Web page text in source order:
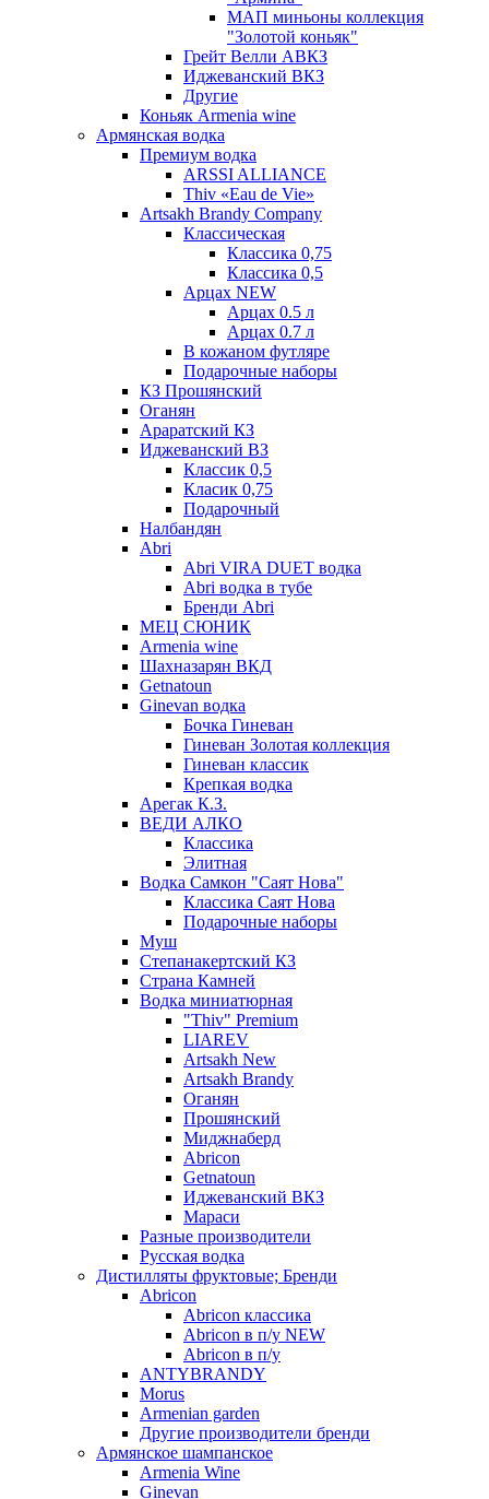
МАП миньоны коллекция
"Золотой коньяк"
Грейт Велли АВКЗ
Иджеванский ВКЗ
Другие
Коньяк Armenia wine
Армянская водка
Премиум водка
ARSSI ALLIANCE
Thiv «Eau de Vie»
Artsakh Brandy Company
Классическая
Классика 0,75
Классика 0,5
Арцах NEW
Арцах 0.5 л
Арцах 0.7 л
В кожаном футляре
Подарочные наборы
КЗ Прошянский
Оганян
Араратский КЗ
Иджеванский ВЗ
Классик 0,5
Класик 0,75
Подарочный
Налбандян
Abri
Abri VIRA DUET водка
Abri водка в тубе
Бренди Abri
МЕЦ СЮНИК
Armenia wine
Шахназарян ВКД
Getnatoun
Ginevan водка
Бочка Гиневан
Гиневан Золотая коллекция
Гиневан классик
Крепкая водка
Арегак К.З.
ВЕДИ АЛКО
Классика
Элитная
Водка Самкон "Саят Нова"
Классика Саят Нова
Подарочные наборы
Муш
Степанакертский КЗ
Страна Камней
Водка миниатюрная
"Thiv" Premium
LIAREV
Artsakh New
Artsakh Brandy
Оганян
Прошянский
Миджнаберд
Abricon
Getnatoun
Иджеванский ВКЗ
Мараси
Разные производители
Русская водка
Дистилляты фруктовые; Бренди
Abricon
Abricon классика
Abricon в п/у NEW
Abricon в п/у
ANTYBRANDY
Morus
Armenian garden
Другие производители бренди
Армянское шампанское
Armenia Wine
Ginevan